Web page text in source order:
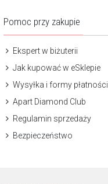
Pomoc przy zakupie
Ekspert w biżuterii
Jak kupować w eSklepie
Wysyłka i formy płatności
Apart Diamond Club
Regulamin sprzedaży
Bezpieczeństwo